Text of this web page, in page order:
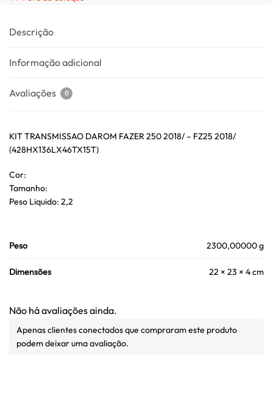
Descrição
Informação adicional
Avaliações 0
KIT TRANSMISSAO DAROM FAZER 250 2018/ – FZ25 2018/
(428HX136LX46TX15T)
Cor:
Tamanho:
Peso Liquido: 2,2
Peso 2300,00000 g
Dimensões 22 × 23 × 4 cm
Não há avaliações ainda.
Apenas clientes conectados que compraram este produto
podem deixar uma avaliação.